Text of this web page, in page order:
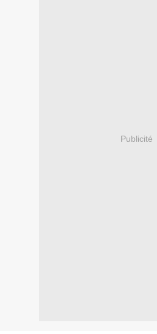
Publicité